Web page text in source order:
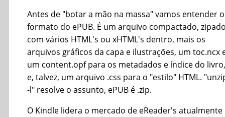
Antes de "botar a mão na massa" vamos entender o
formato do ePUB. É um arquivo compactado,
com vários HTML's ou xHTML's dentro, mais os
arquivos gráficos da capa e ilustrações, um toc.ncx
um content.opf para os metadados e índice do livro,
e, talvez, um arquivo .css para o "estilo" HTML.
-l" resolve o assunto, ePUB é .zip.
O Kindle lidera o mercado de eReader's atualmente